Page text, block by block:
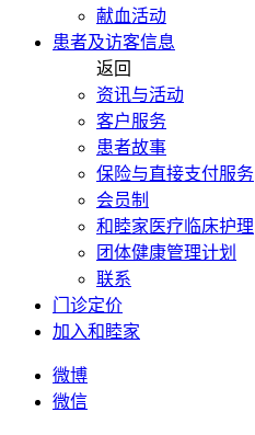
献血活动
患者及访客信息
返回
资讯与活动
客户服务
患者故事
保险与直接支付服务
会员制
和睦家医疗临床护理
团体健康管理计划
联系
门诊定价
加入和睦家
微博
微信